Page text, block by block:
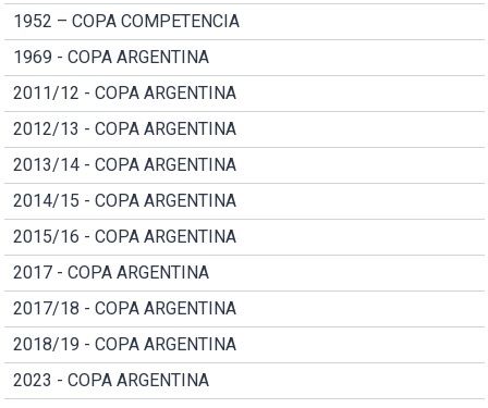
1952 – COPA COMPETENCIA
1969 - COPA ARGENTINA
2011/12 - COPA ARGENTINA
2012/13 - COPA ARGENTINA
2013/14 - COPA ARGENTINA
2014/15 - COPA ARGENTINA
2015/16 - COPA ARGENTINA
2017 - COPA ARGENTINA
2017/18 - COPA ARGENTINA
2018/19 - COPA ARGENTINA
2023 - COPA ARGENTINA